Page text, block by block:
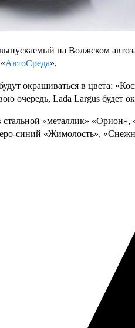
на Волжском
АвтоСреда».
окрашиваться в цвета:
очередь, Lada Largus будет
стальной «металлик»
синий «Жимолость»,